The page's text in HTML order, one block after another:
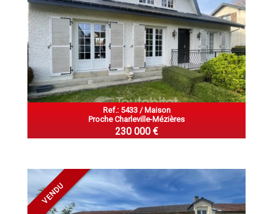
Ref.: 5433 / Maison
Proche Charleville-Mézières
230 000 €
VENDU